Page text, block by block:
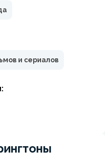
и сериалов